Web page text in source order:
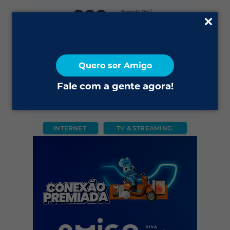
Quero ser Amigo
Fale com a gente agora!
Suporte 24h |
2ª via do Boleto
INTERNET TV & STREAMING